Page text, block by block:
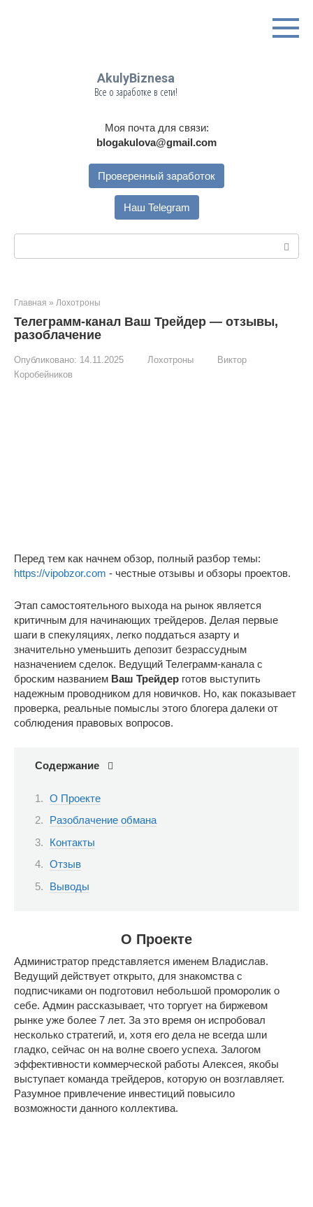
AkulyBiznesa
Все о заработке в сети!
Моя почта для связи:
blogakulova@gmail.com
Проверенный заработок
Наш Telegram
Главная » Лохотроны
Телеграмм-канал Ваш Трейдер — отзывы,
разоблачение
Опубликовано: 14.11.2025 Лохотроны
Виктор
Коробейников
Перед тем как начнем обзор, полный разбор темы:
https://vipobzor.com - честные отзывы и обзоры проектов.
Этап самостоятельного выхода на рынок является
критичным для начинающих трейдеров. Делая первые
шаги в спекуляциях, легко поддаться азарту и
значительно уменьшить депозит безрассудным
назначением сделок. Ведущий Телеграмм-канала с
броским названием Ваш Трейдер готов выступить
надежным проводником для новичков. Но, как показывает
проверка, реальные помыслы этого блогера далеки от
соблюдения правовых вопросов.
Содержание
О Проекте
Разоблачение обмана
Контакты
Отзыв
Выводы
О Проекте
Администратор представляется именем Владислав.
Ведущий действует открыто, для знакомства с
подписчиками он подготовил небольшой проморолик о
себе. Админ рассказывает, что торгует на биржевом
рынке уже более 7 лет. За это время он испробовал
несколько стратегий, и, хотя его дела не всегда шли
гладко, сейчас он на волне своего успеха. Залогом
эффективности коммерческой работы Алексея, якобы
выступает команда трейдеров, которую он возглавляет.
Разумное привлечение инвестиций повысило
возможности данного коллектива.